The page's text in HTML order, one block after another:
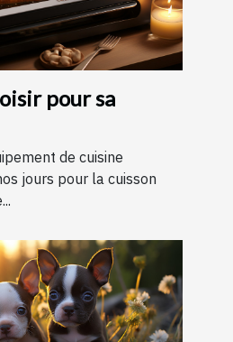
pour sa
de cuisine
jours pour la cuisson